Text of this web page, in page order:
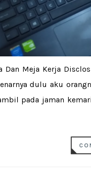
Dan Meja Kerja
dulu aku
pada jaman